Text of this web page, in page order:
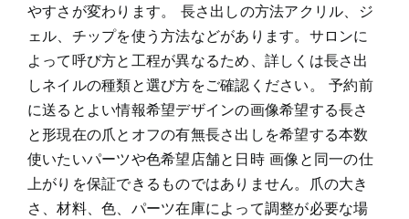
やすさが変わります。 長さ出しの方法アクリル、ジ
ェル、チップを使う方法などがあります。サロンに
よって呼び方と工程が異なるため、詳しくは長さ出
しネイルの種類と選び方をご確認ください。 予約前
に送るとよい情報希望デザインの画像希望する長さ
と形現在の爪とオフの有無長さ出しを希望する本数
使いたいパーツや色希望店舗と日時 画像と同一の仕
上がりを保証できるものではありません。爪の大き
さ、材料、色、パーツ在庫によって調整が必要な場